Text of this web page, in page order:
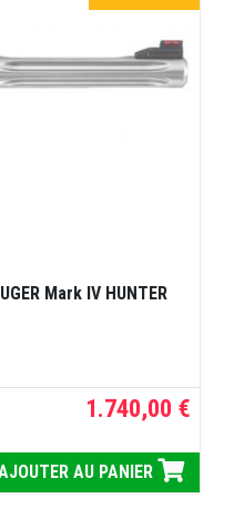
Mark IV HUNTER
1.740,00 €
AU PANIER